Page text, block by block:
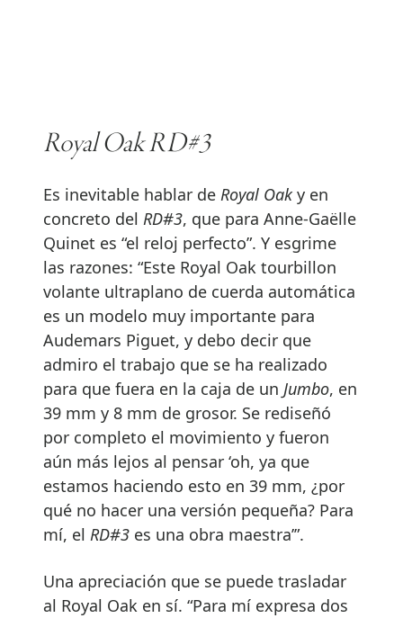
Royal Oak RD#3
Es inevitable hablar de Royal Oak y en
concreto del RD#3, que para Anne-Gaëlle
Quinet es “el reloj perfecto”. Y esgrime
las razones: “Este Royal Oak tourbillon
volante ultraplano de cuerda automática
es un modelo muy importante para
Audemars Piguet, y debo decir que
admiro el trabajo que se ha realizado
para que fuera en la caja de un Jumbo, en
39 mm y 8 mm de grosor. Se rediseñó
por completo el movimiento y fueron
aún más lejos al pensar ‘oh, ya que
estamos haciendo esto en 39 mm, ¿por
qué no hacer una versión pequeña? Para
mí, el RD#3 es una obra maestra’”.
Una apreciación que se puede trasladar
al Royal Oak en sí. “Para mí expresa dos